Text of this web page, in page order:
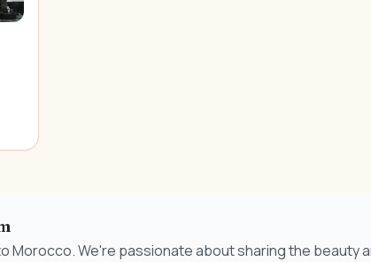
Morocco. We're passionate about sharing the beauty